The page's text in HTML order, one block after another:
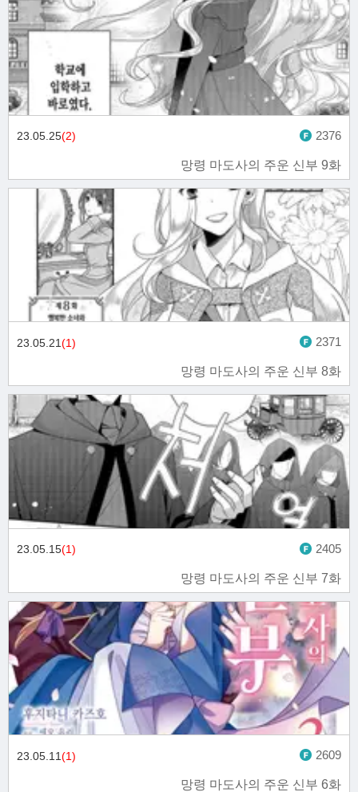
망령 마도사의 주운 신부 9화
23.05.25(2) 2376
망령 마도사의 주운 신부 8화
23.05.21(1) 2371
망령 마도사의 주운 신부 7화
23.05.15(1) 2405
망령 마도사의 주운 신부 6화
23.05.11(1) 2609